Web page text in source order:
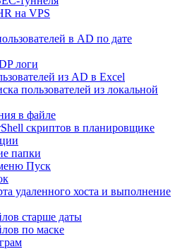
на VPS
в AD по дате
логи
из AD в Excel
пользователей из локальной
в файле
скриптов в планировщике
папки
Пуск
удаленного хоста и выполнение
старше даты
по маске